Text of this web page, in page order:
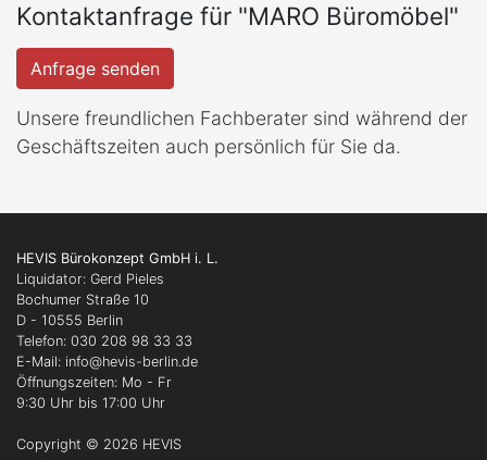
Kontaktanfrage für "MARO Büromöbel"
Anfrage senden
Unsere freundlichen Fachberater sind während der
Geschäftszeiten auch persönlich für Sie da.
HEVIS Bürokonzept GmbH i. L.
Liquidator: Gerd Pieles
Bochumer Straße 10
D - 10555 Berlin
Telefon: 030 208 98 33 33
E-Mail: info@hevis-berlin.de
Öffnungszeiten: Mo - Fr
9:30 Uhr bis 17:00 Uhr
Copyright © 2026 HEVIS